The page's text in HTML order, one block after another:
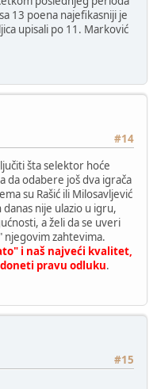
13 poena najefikasniji je
upisali po 11. Marković
#14
šta selektor hoće
da odabere još dva igrača
su Rašić ili Milosavljević
danas nije ulazio u igru,
a želi da se uveri
njegovim zahtevima.
i naš najveći kvalitet,
pravu odluku.
#15